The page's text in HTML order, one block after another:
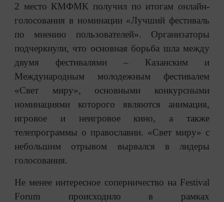
2 место КМФМК получил по итогам онлайн-
голосования в номинации «Лучший фестиваль
по мнению пользователей». Организаторы
подчеркнули, что основная борьба шла между
двумя фестивалями – Казанским и
Международным молодежным фестивалем
«Свет миру», основными конкурсными
номинациями которого являются анимация,
игровое и неигровое кино, а также
телепрограммы о православии. «Свет миру» с
небольшим отрывом вырвался в лидеры
голосования.
Не менее интересное соперничество на Festival
Forum происходило в рамках